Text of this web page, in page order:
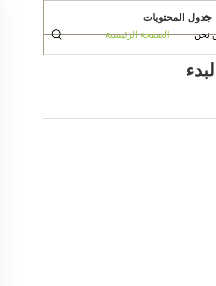
الصفحة الرئيسية نحن
جدول المحتويات